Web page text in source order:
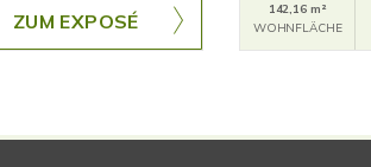
ZUM EXPOSÉ
142,16 m²
WOHNFLÄCHE